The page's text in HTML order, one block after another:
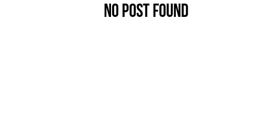
No Post Found